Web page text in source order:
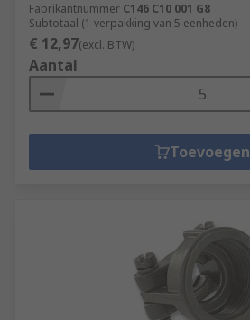
Fabrikantnummer C146 C10 001 G8
Subtotaal (1 verpakking van 5 eenheden)
€ 12,97(excl. BTW)
Aantal
Toevoegen